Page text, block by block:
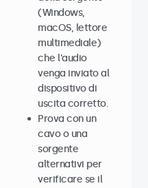
(Windows,
macOS, lettore
multimediale)
che l’audio
venga inviato al
dispositivo di
uscita corretto.
Prova con un
cavo o una
sorgente
alternativi per
verificare se il